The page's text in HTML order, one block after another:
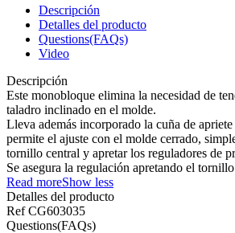
Descripción
Detalles del producto
Questions(FAQs)
Video
Descripción
Este monobloque elimina la necesidad de
taladro inclinado en el molde.
Lleva además incorporado la cuña de
permite el ajuste con el molde cerrado,
tornillo central y apretar los reguladores de
Se asegura la regulación apretando el
Read moreShow less
Detalles del producto
RefCG603035
Questions(FAQs)